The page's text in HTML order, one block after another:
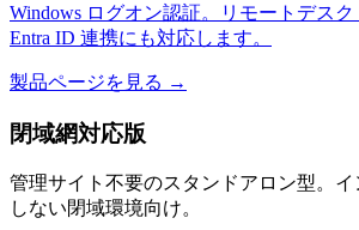
Windows ログオン認証。リモートデス
Entra ID 連携にも対応します。
製品ページを見る →
閉域網対応版
管理サイト不要のスタンドアロン型。
しない閉域環境向け。